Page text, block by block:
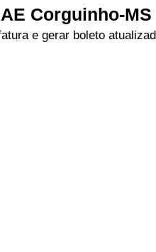
Corguinho-MS
e gerar boleto